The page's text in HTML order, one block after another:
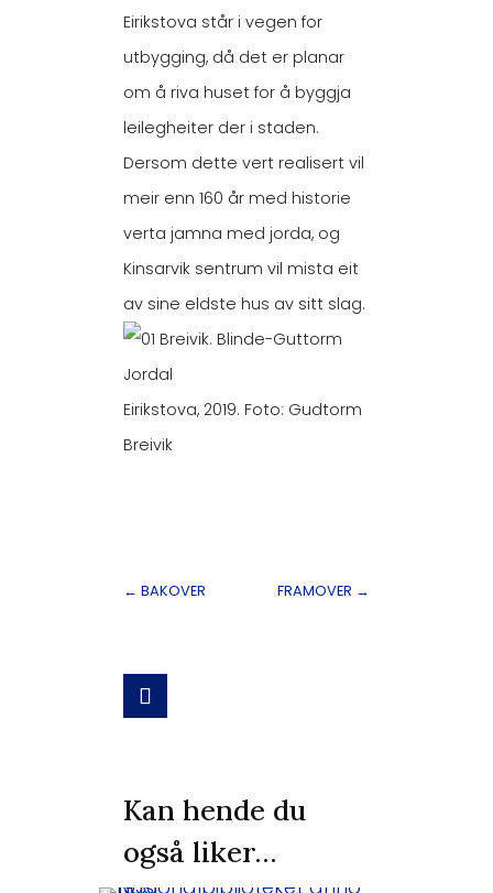
Eirikstova står i vegen for
utbygging, då det er planar
om å riva huset for å byggja
leilegheiter der i staden.
Dersom dette vert realisert vil
meir enn 160 år med historie
verta jamna med jorda, og
Kinsarvik sentrum vil mista eit
av sine eldste hus av sitt slag.
Eirikstova, 2019. Foto: Gudtorm
Breivik
← BAKOVER FRAMOVER →
Kan hende du
også liker…